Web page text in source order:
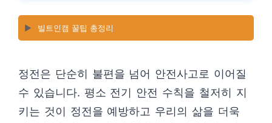
▶️ 빌트인캠 꿀팁 총정리
정전은 단순히 불편을 넘어 안전사고로 이어질
수 있습니다. 평소 전기 안전 수칙을 철저히 지
키는 것이 정전을 예방하고 우리의 삶을 더욱